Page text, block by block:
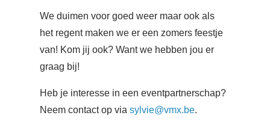
We duimen voor goed weer maar ook als
het regent maken we er een zomers feestje
van! Kom jij ook? Want we hebben jou er
graag bij!
Heb je interesse in een eventpartnerschap?
Neem contact op viasylvie@vmx.be.